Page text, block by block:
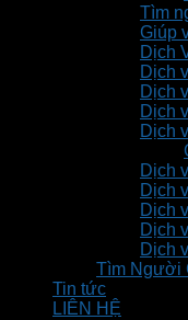
Tìm
Giúp
Dịch
Dịch
Dịch
Dịch
Dịch
Dịch
Dịch
Dịch
Dịch
Dịch
Tìm Người
Tin tức
LIÊN HỆ